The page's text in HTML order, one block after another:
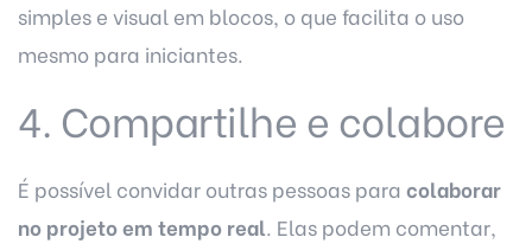
simples e visual em blocos, o que facilita o uso
mesmo para iniciantes.
4. Compartilhe e colabore
É possível convidar outras pessoas para colaborar
no projeto em tempo real. Elas podem comentar,